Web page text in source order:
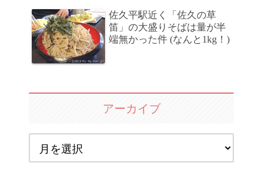
佐久平駅近く「佐久の草
笛」の大盛りそばは量が半
端無かった件 (なんと1kg！)
アーカイブ